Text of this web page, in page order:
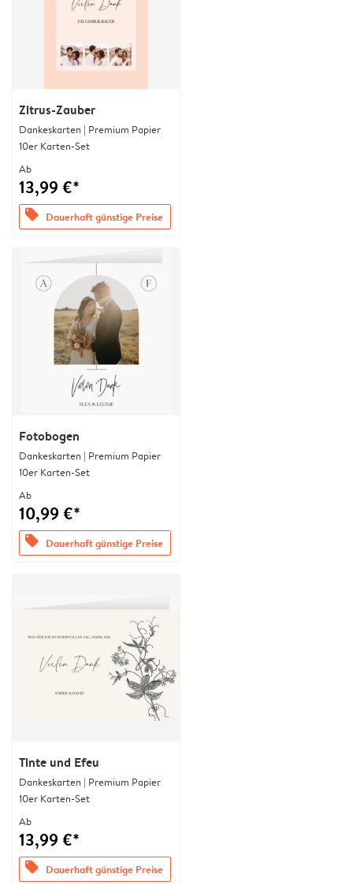
Zitrus-Zauber
Dankeskarten | Premium Papier
10er Karten-Set
Ab
13,99 €*
offers Dauerhaft günstige Preise
Fotobogen
Dankeskarten | Premium Papier
10er Karten-Set
Ab
10,99 €*
offers Dauerhaft günstige Preise
Tinte und Efeu
Dankeskarten | Premium Papier
10er Karten-Set
Ab
13,99 €*
offers Dauerhaft günstige Preise